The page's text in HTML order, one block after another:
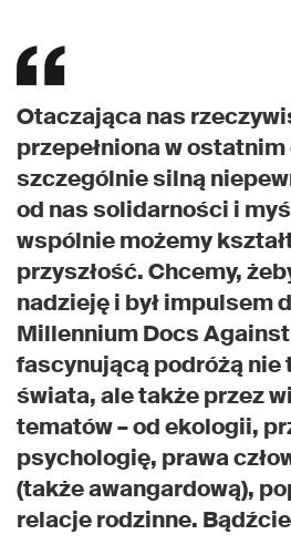
Otaczająca nas
przepełniona w
szczególnie silną
od nas solidarności i
wspólnie możemy
przyszłość. Chcemy,
nadzieję i był impulsem
Millennium Docs
fascynującą podróżą nie
świata, ale także przez
tematów – od ekologii,
psychologię, prawa
(także awangardową),
relacje rodzinne.